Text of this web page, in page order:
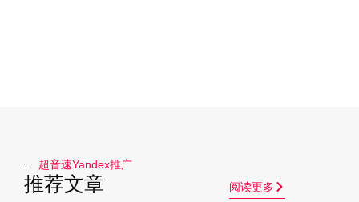
超音速Yandex推广​
推荐文章 阅读更多